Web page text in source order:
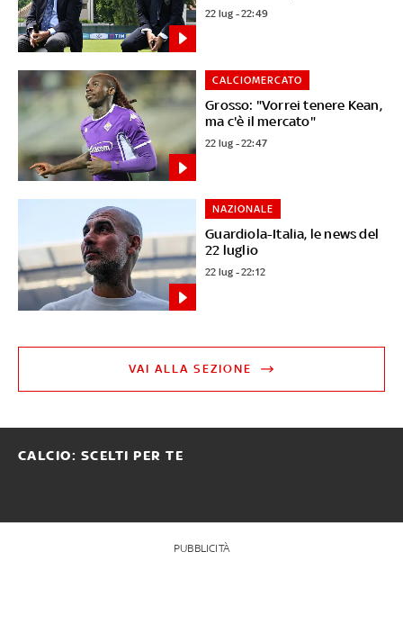
22 lug - 22:49
Grosso: "Vorrei tenere Kean,
ma c'è il mercato"
CALCIOMERCATO
22 lug - 22:47
Guardiola-Italia, le news del
22 luglio
NAZIONALE
22 lug - 22:12
VAI ALLA SEZIONE
CALCIO: SCELTI PER TE
PUBBLICITÀ